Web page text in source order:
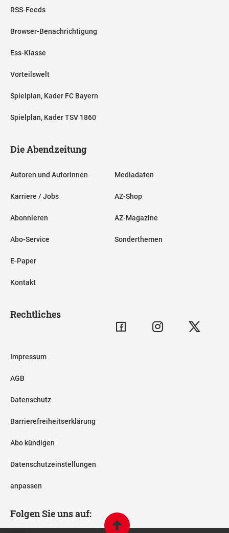
RSS-Feeds
Browser-Benachrichtigung
Ess-Klasse
Vorteilswelt
Spielplan, Kader FC Bayern
Spielplan, Kader TSV 1860
Die Abendzeitung
Autoren und Autorinnen
Karriere / Jobs
Abonnieren
Abo-Service
E-Paper
Kontakt
Mediadaten
AZ-Shop
AZ-Magazine
Sonderthemen
Rechtliches
Impressum
AGB
Datenschutz
Barrierefreiheitserklärung
Abo kündigen
Datenschutzeinstellungen
anpassen
Folgen Sie uns auf: